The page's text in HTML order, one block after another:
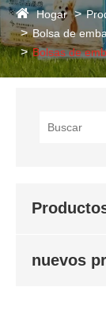
Hogar
Bolsa de
Bolsas de
nuevos